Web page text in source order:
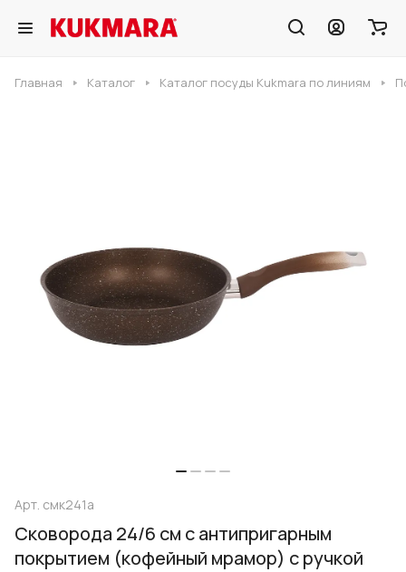
Главная Каталог Каталог посуды Kukmara по линиям
Арт. смк241а
Сковорода 24/6 см с антипригарным
покрытием (кофейный мрамор) с ручкой